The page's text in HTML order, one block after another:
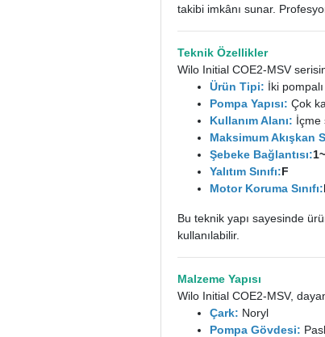
takibi imkânı sunar.
Teknik Özellikler
Wilo Initial COE2-MSV
Ürün Tipi: İki
Pompa Yapısı: Çok
Kullanım Alanı: İçme
Maksimum Akışkan
Şebeke Bağlantısı:
Yalıtım Sınıfı:F
Motor Koruma Sınıfı:
Bu teknik yapı sayesinde
kullanılabilir.
Malzeme Yapısı
Wilo Initial COE2-MSV,
Çark: Noryl
Pompa Gövdesi: